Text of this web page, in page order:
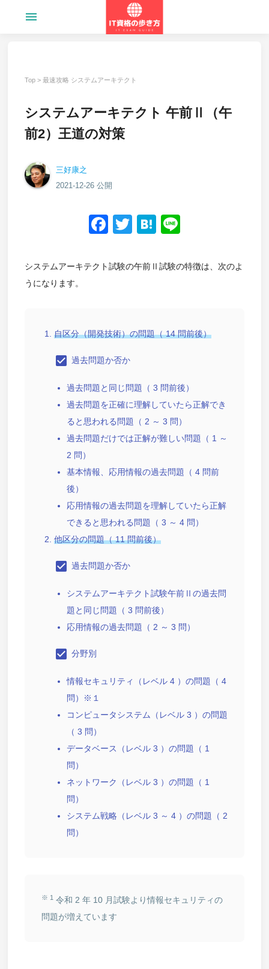
menu
Top> 最速攻略 システムアーキテクト
システムアーキテクト 午前Ⅱ（午
前2）王道の対策
三好康之
2021-12-26 公開
Facebook
TwitterHatena
システムアーキテクト試験の午前Ⅱ試験の特徴は、次のよ
うになります。
自区分（開発技術）の問題（ 14 問前後）
check_box 過去問題か否か
過去問題と同じ問題（ 3 問前後）
過去問題を正確に理解していたら正解でき
ると思われる問題（ 2 ～ 3 問）
過去問題だけでは正解が難しい問題（ 1 ～
2 問）
基本情報、応用情報の過去問題（ 4 問前
後）
応用情報の過去問題を理解していたら正解
できると思われる問題（ 3 ～ 4 問）
他区分の問題（ 11 問前後）
check_box 過去問題か否か
システムアーキテクト試験午前Ⅱの過去問
題と同じ問題（ 3 問前後）
応用情報の過去問題（ 2 ～ 3 問）
check_box 分野別
情報セキュリティ（レベル 4 ）の問題（ 4
問）※１
コンピュータシステム（レベル 3 ）の問題
（ 3 問）
データベース（レベル 3 ）の問題（ 1
問）
ネットワーク（レベル 3 ）の問題（ 1
問）
システム戦略（レベル 3 ～ 4 ）の問題（ 2
問）
※ 1令和 2 年 10 月試験より情報セキュリティの
問題が増えています